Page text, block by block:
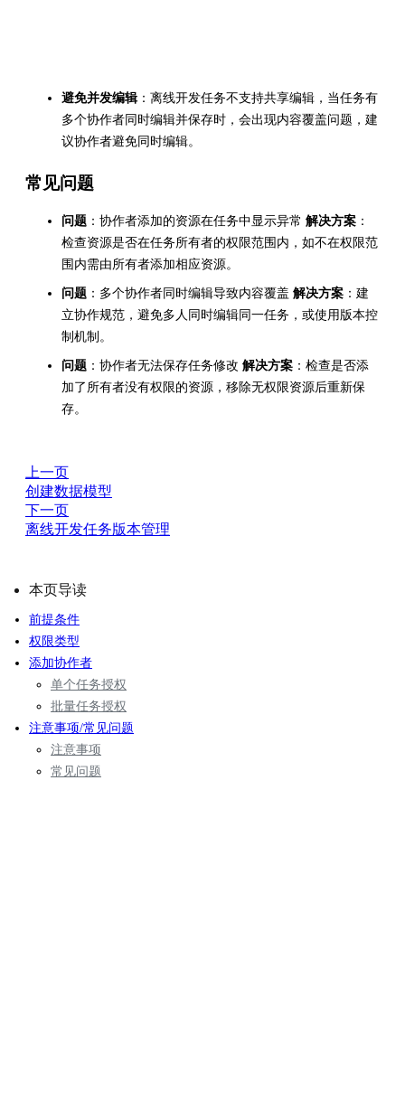
避免并发编辑 ：离线开发任务不支持共享编辑，当任务有
多个协作者同时编辑并保存时，会出现内容覆盖问题，建
议协作者避免同时编辑。
常见问题
问题 ：协作者添加的资源在任务中显示异常 解决方案 ：
检查资源是否在任务所有者的权限范围内，如不在权限范
围内需由所有者添加相应资源。
问题 ：多个协作者同时编辑导致内容覆盖 解决方案 ：建
立协作规范，避免多人同时编辑同一任务，或使用版本控
制机制。
问题 ：协作者无法保存任务修改 解决方案 ：检查是否添
加了所有者没有权限的资源，移除无权限资源后重新保
存。
上一页
创建数据模型
下一页
离线开发任务版本管理
本页导读
前提条件
权限类型
添加协作者
单个任务授权
批量任务授权
注意事项/常见问题
注意事项
常见问题